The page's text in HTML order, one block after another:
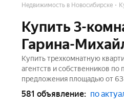
Недвижимость в Новосибирске
Купить 3-
Гарина-
Купить трехкомнатную
агентств и собственников
предложения площадью от 63
581 объявление: по